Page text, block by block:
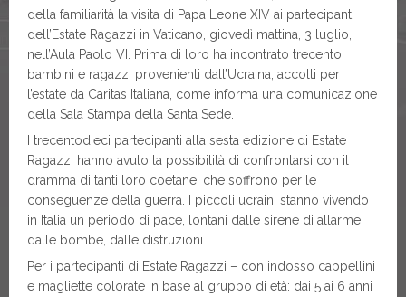
della familiarità la visita di Papa Leone XIV ai partecipanti
dell’Estate Ragazzi in Vaticano, giovedì mattina, 3 luglio,
nell’Aula Paolo VI. Prima di loro ha incontrato trecento
bambini e ragazzi provenienti dall’Ucraina, accolti per
l’estate da Caritas Italiana, come informa una comunicazione
della Sala Stampa della Santa Sede.
I trecentodieci partecipanti alla sesta edizione di Estate
Ragazzi hanno avuto la possibilità di confrontarsi con il
dramma di tanti loro coetanei che soffrono per le
conseguenze della guerra. I piccoli ucraini stanno vivendo
in Italia un periodo di pace, lontani dalle sirene di allarme,
dalle bombe, dalle distruzioni.
Per i partecipanti di Estate Ragazzi – con indosso cappellini
e magliette colorate in base al gruppo di età: dai 5 ai 6 anni